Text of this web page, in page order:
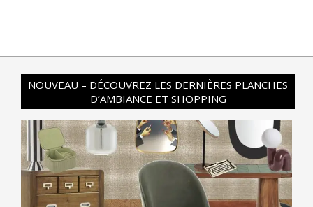
NOUVEAU – DÉCOUVREZ LES DERNIÈRES PLANCHES
D’AMBIANCE ET SHOPPING